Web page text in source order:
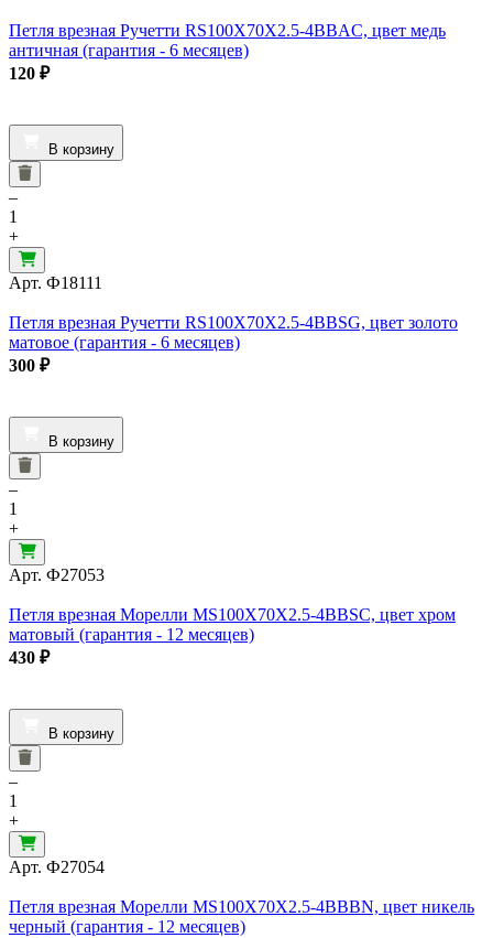
Петля врезная Ручетти RS100X70X2.5-4BBAC, цвет медь
античная (гарантия - 6 месяцев)
120 ₽
В корзину
–
1
+
Арт. Ф18111
Петля врезная Ручетти RS100X70X2.5-4BBSG, цвет золото
матовое (гарантия - 6 месяцев)
300 ₽
В корзину
–
1
+
Арт. Ф27053
Петля врезная Морелли MS100X70X2.5-4BBSC, цвет хром
матовый (гарантия - 12 месяцев)
430 ₽
В корзину
–
1
+
Арт. Ф27054
Петля врезная Морелли MS100X70X2.5-4BBBN, цвет никель
черный (гарантия - 12 месяцев)